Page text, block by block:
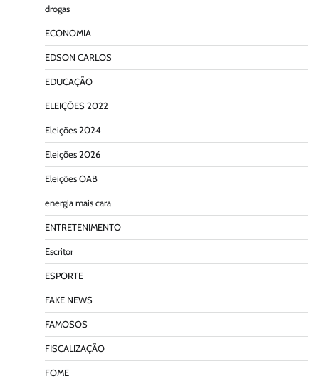
drogas
ECONOMIA
EDSON CARLOS
EDUCAÇÃO
ELEIÇÕES 2022
Eleições 2024
Eleições 2026
Eleições OAB
energia mais cara
ENTRETENIMENTO
Escritor
ESPORTE
FAKE NEWS
FAMOSOS
FISCALIZAÇÃO
FOME